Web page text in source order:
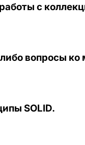
с
вопросы
SOLID.